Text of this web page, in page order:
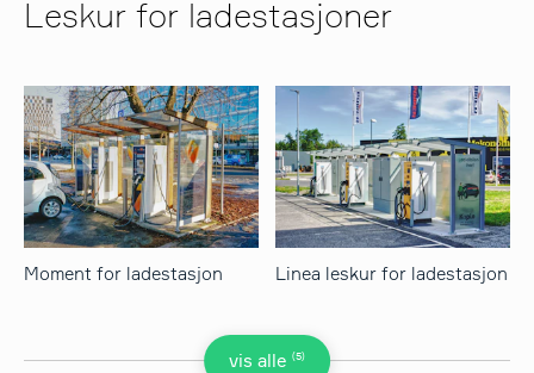
Leskur for ladestasjoner
vis alle (5)
Moment for ladestasjon Linea leskur for ladestasjon